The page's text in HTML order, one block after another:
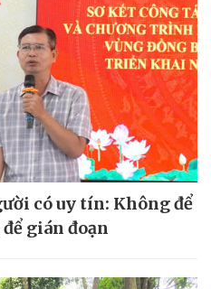
có uy tín: Không để
gián đoạn